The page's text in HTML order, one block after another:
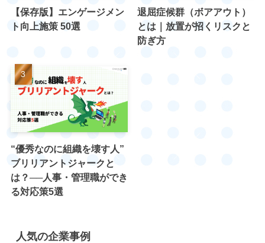
【保存版】エンゲージメン
ト向上施策 50選
退屈症候群（ボアアウト）
とは｜放置が招くリスクと
防ぎ方
“優秀なのに組織を壊す人”
ブリリアントジャークと
は？──人事・管理職ができ
る対応策5選
人気の企業事例